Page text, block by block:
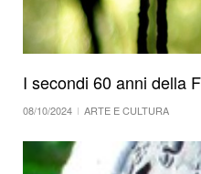
I secondi 60 anni della
08/10/2024 ARTE E CULTURA